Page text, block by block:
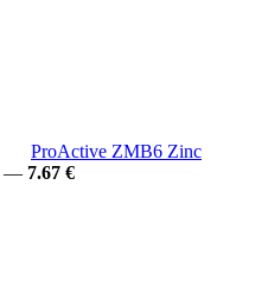
ProActive ZMB6 Zinc
— 7.67 €